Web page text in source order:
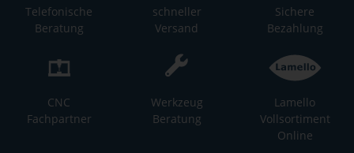
Telefonische
Beratung
schneller
Versand
Sichere
Bezahlung
CNC
Fachpartner
Werkzeug
Beratung
Lamello
Vollsortiment
Online